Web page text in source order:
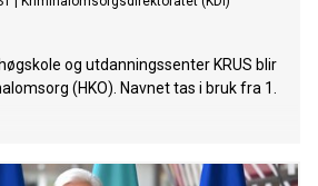
og utdanningssenter KRUS blir
(HKO). Navnet tas i bruk fra 1.